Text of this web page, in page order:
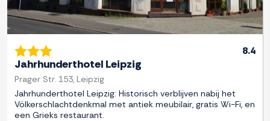
8.4
Jahrhunderthotel Leipzig
Prager Str. 153, Leipzig
Jahrhunderthotel Leipzig: Historisch verblijven nabij het
Völkerschlachtdenkmal met antiek meubilair, gratis Wi-Fi, en
een Grieks restaurant.